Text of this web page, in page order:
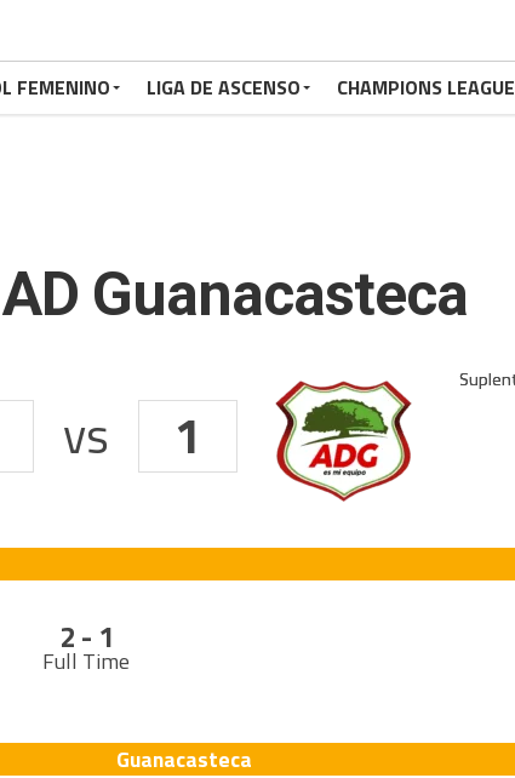
FEMENINO LIGA DE ASCENSO CHAMPIONS LEAGUE
Guanacasteca
vs 1
2 - 1
Full Time
Guanacasteca